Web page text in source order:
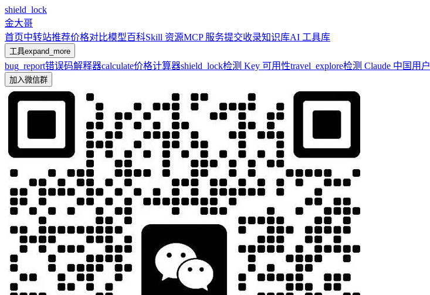
shield_lock
金大哥
首页中转站推荐价格对比模型百科Skill 资源MCP 服务提交收录知识库AI 工具库
工具expand_more
bug_report错误码解释器calculate价格计算器shield_lock检测 Key 可用性travel_explore检测 Claude 中国用户
加入微信群